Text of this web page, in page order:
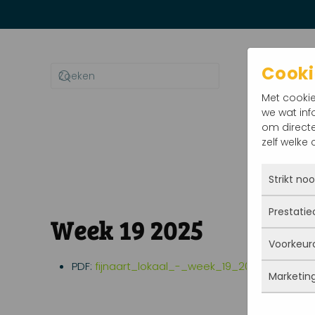
Home
Week 19 2025
PDF: fijnaart_lokaal_-_week_19_2025.pdf
Met
we wat
om
zelf
Strikt
Deze
actief
jij iets
slaan
Met
blijven
bent.
Deze